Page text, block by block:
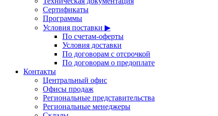
Сертификаты
Программы
Условия поставки ▶
По счетам-оферты
Условия доставки
По договорам с отсрочкой
По договорам о предоплате
Контакты
Центральный офис
Офисы продаж
Региональные представительства
Региональные менеджеры